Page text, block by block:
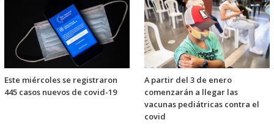
Este miércoles se registraron
445 casos nuevos de covid-19
A partir del 3 de enero
comenzarán a llegar las
vacunas pediátricas contra el
covid